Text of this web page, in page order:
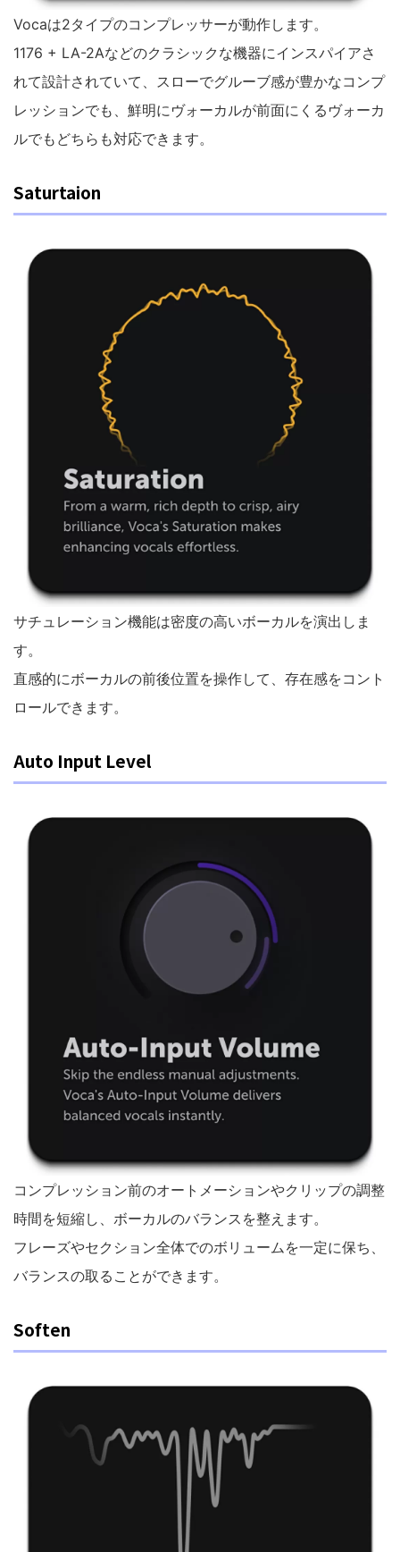
Vocaは2タイプのコンプレッサーが動作します。
1176 + LA-2Aなどのクラシックな機器にインスパイアさ
れて設計されていて、スローでグルーブ感が豊かなコンプ
レッションでも、鮮明にヴォーカルが前面にくるヴォーカ
ルでもどちらも対応できます。
Saturtaion
サチュレーション機能は密度の高いボーカルを演出しま
す。
直感的にボーカルの前後位置を操作して、存在感をコント
ロールできます。
Auto Input Level
コンプレッション前のオートメーションやクリップの調整
時間を短縮し、ボーカルのバランスを整えます。
フレーズやセクション全体でのボリュームを一定に保ち、
バランスの取ることができます。
Soften